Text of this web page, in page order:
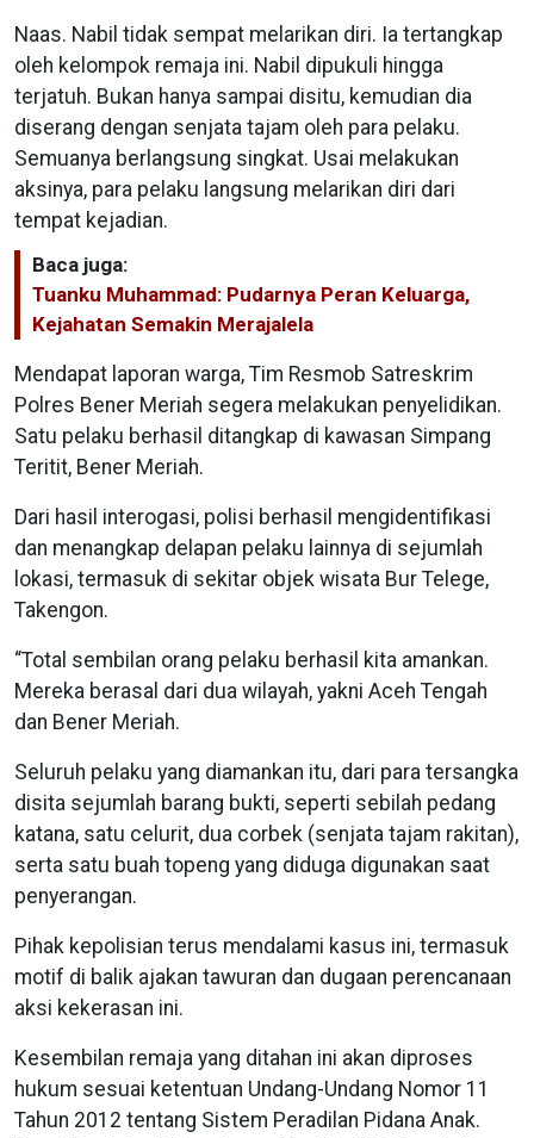
Naas. Nabil tidak sempat melarikan diri. Ia tertangkap
oleh kelompok remaja ini. Nabil dipukuli hingga
terjatuh. Bukan hanya sampai disitu, kemudian dia
diserang dengan senjata tajam oleh para pelaku.
Semuanya berlangsung singkat. Usai melakukan
aksinya, para pelaku langsung melarikan diri dari
tempat kejadian.
Baca juga:
Tuanku Muhammad: Pudarnya Peran Keluarga,
Kejahatan Semakin Merajalela
Mendapat laporan warga, Tim Resmob Satreskrim
Polres Bener Meriah segera melakukan penyelidikan.
Satu pelaku berhasil ditangkap di kawasan Simpang
Teritit, Bener Meriah.
Dari hasil interogasi, polisi berhasil mengidentifikasi
dan menangkap delapan pelaku lainnya di sejumlah
lokasi, termasuk di sekitar objek wisata Bur Telege,
Takengon.
“Total sembilan orang pelaku berhasil kita amankan.
Mereka berasal dari dua wilayah, yakni Aceh Tengah
dan Bener Meriah.
Seluruh pelaku yang diamankan itu, dari para tersangka
disita sejumlah barang bukti, seperti sebilah pedang
katana, satu celurit, dua corbek (senjata tajam rakitan),
serta satu buah topeng yang diduga digunakan saat
penyerangan.
Pihak kepolisian terus mendalami kasus ini, termasuk
motif di balik ajakan tawuran dan dugaan perencanaan
aksi kekerasan ini.
Kesembilan remaja yang ditahan ini akan diproses
hukum sesuai ketentuan Undang-Undang Nomor 11
Tahun 2012 tentang Sistem Peradilan Pidana Anak.